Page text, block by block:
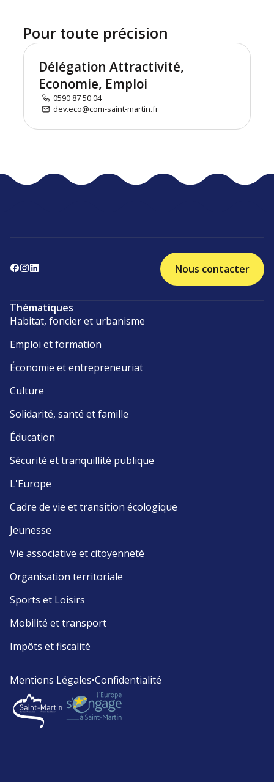
Pour toute précision
Délégation Attractivité,
Economie, Emploi
0590 87 50 04
dev.eco@com-saint-martin.fr
Nous contacter
Thématiques
Habitat, foncier et urbanisme
Emploi et formation
Économie et entrepreneuriat
Culture
Solidarité, santé et famille
Éducation
Sécurité et tranquillité publique
L'Europe
Cadre de vie et transition écologique
Jeunesse
Vie associative et citoyenneté
Organisation territoriale
Sports et Loisirs
Mobilité et transport
Impôts et fiscalité
Mentions Légales•Confidentialité